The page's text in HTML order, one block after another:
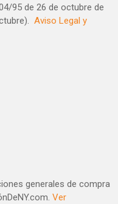
95 de 26 de octubre de
Aviso Legal y
generales de compra
Ver